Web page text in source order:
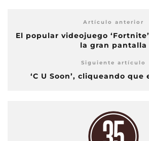
Artículo anterior
El popular videojuego
la gran pantalla
Siguiente artículo
‘C U Soon’, cliqueando que